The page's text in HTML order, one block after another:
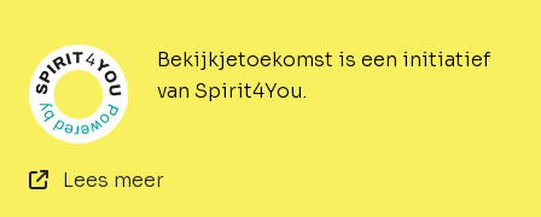
Bekijkjetoekomst is een initiatief
van Spirit4You.
Lees meer